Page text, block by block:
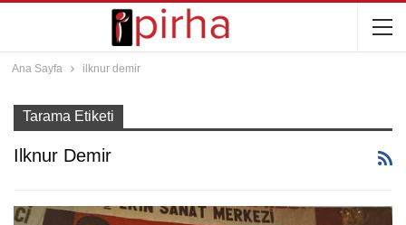
Ana Sayfa ilknur demir
Tarama Etiketi
Ilknur Demir